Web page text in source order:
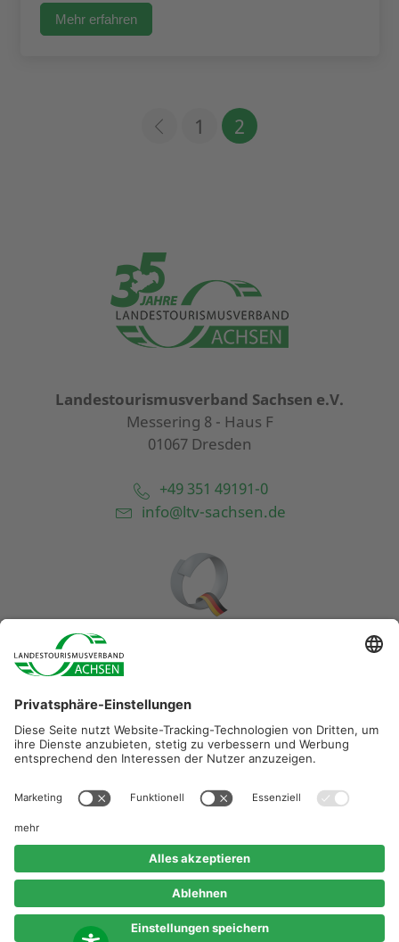
Mehr erfahren
1 2
Landestourismusverband Sachsen e.V.
Messering 8 - Haus F
01067 Dresden
+49 351 49191-0
info@ltv-sachsen.de
Diese Maßnahme wird mitfinanziert durch Steuermittel auf
beschlossenen Haushaltes.